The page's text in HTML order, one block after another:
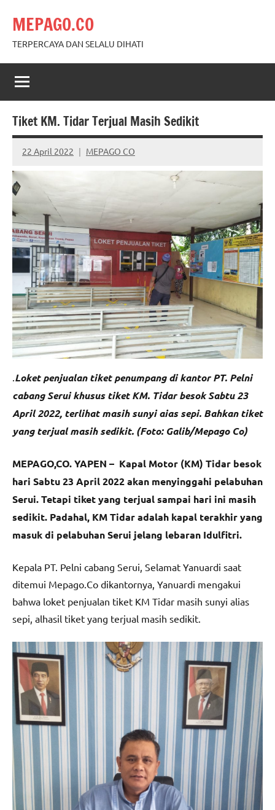
content
MEPAGO.CO
TERPERCAYA DAN SELALU DIHATI
Tiket KM. Tidar Terjual Masih Sedikit
22 April 2022 MEPAGO CO
No
comments
Loket penjualan tiket penumpang di kantor PT. Pelni
cabang Serui khusus tiket KM. Tidar besok Sabtu 23
April 2022, terlihat masih sunyi aias sepi. Bahkan tiket
yang terjual masih sedikit. (Foto: Galib/Mepago Co)
MEPAGO,CO. YAPEN – Kapal Motor (KM) Tidar besok
hari Sabtu 23 April 2022 akan menyinggahi pelabuhan
Serui. Tetapi tiket yang terjual sampai hari ini masih
sedikit. Padahal, KM Tidar adalah kapal terakhir yang
masuk di pelabuhan Serui jelang lebaran Idulfitri.
Kepala PT. Pelni cabang Serui, Selamat Yanuardi saat
ditemui Mepago.Co dikantornya, Yanuardi mengakui
bahwa loket penjualan tiket KM Tidar masih sunyi alias
sepi, alhasil tiket yang terjual masih sedikit.